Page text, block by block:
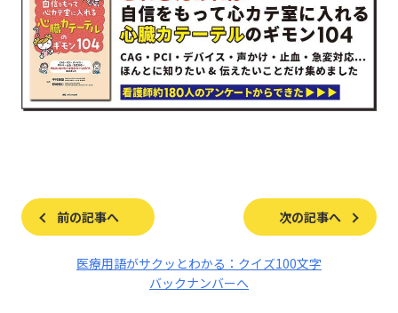
前の記事へ 次の記事へ
医療用語がサクッとわかる：クイズ100文字
バックナンバーへ